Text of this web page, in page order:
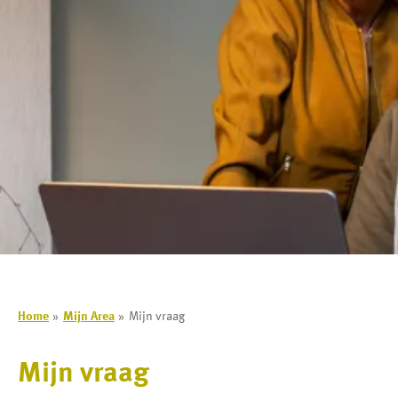
Home Mijn Area Mijn vraag
Mijn vraag